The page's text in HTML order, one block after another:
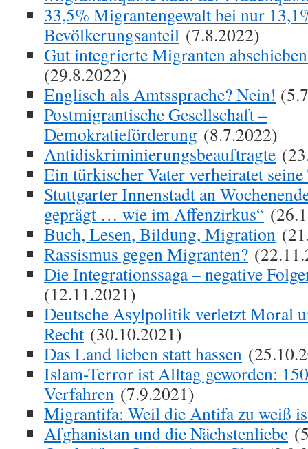
33,5% Migrantengewalt bei nur
Bevölkerungsanteil (7.8.2022)
Gut integrierte Migranten
(29.8.2022)
Englisch als Amtssprache? Nein!
Postmigrantische Gesellschaft –
Demokratieförderung (8.7.2022)
Antidiskriminierungsbeauftragte
Ein türkischer Vater verheiratet
Stuttgarter Innenstadt an
geprägt … wie im Affenzirkus“
Buch, Lesen, Bildung, Migration
Rassismus gegen Migranten?
Die Integrationssaga – negative
(12.11.2021)
Deutsche Asylpolitik verletzt Moral
Recht (30.10.2021)
Das Land lieben statt hassen
Islam-Terror ist Alltag geworden:
Verfahren (7.9.2021)
Migrantifa: Weil die Antifa zu weiß
Afghanistan und die Nächstenliebe